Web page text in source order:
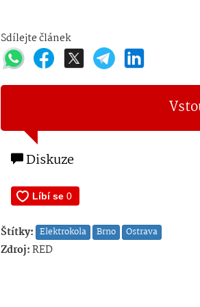
Sdílejte článek
Diskuze
Štítky: Elektrokola Brno Ostrava
Zdroj:RED